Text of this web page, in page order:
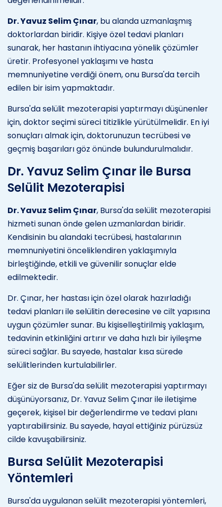
Dr. Yavuz Selim Çınar, bu alanda uzmanlaşmış
doktorlardan biridir. Kişiye özel tedavi planları
sunarak, her hastanın ihtiyacına yönelik çözümler
üretir. Profesyonel yaklaşımı ve hasta
memnuniyetine verdiği önem, onu Bursa'da tercih
edilen bir isim yapmaktadır.
Bursa'da selülit mezoterapisi yaptırmayı düşünenler
için, doktor seçimi süreci titizlikle yürütülmelidir. En iyi
sonuçları almak için, doktorunuzun tecrübesi ve
geçmiş başarıları göz önünde bulundurulmalıdır.
Dr. Yavuz Selim Çınar ile Bursa
Selülit Mezoterapisi
Dr. Yavuz Selim Çınar, Bursa'da selülit mezoterapisi
hizmeti sunan önde gelen uzmanlardan biridir.
Kendisinin bu alandaki tecrübesi, hastalarının
memnuniyetini önceliklendiren yaklaşımıyla
birleştiğinde, etkili ve güvenilir sonuçlar elde
edilmektedir.
Dr. Çınar, her hastası için özel olarak hazırladığı
tedavi planları ile selülitin derecesine ve cilt yapısına
uygun çözümler sunar. Bu kişiselleştirilmiş yaklaşım,
tedavinin etkinliğini artırır ve daha hızlı bir iyileşme
süreci sağlar. Bu sayede, hastalar kısa sürede
selülitlerinden kurtulabilirler.
Eğer siz de Bursa'da selülit mezoterapisi yaptırmayı
düşünüyorsanız, Dr. Yavuz Selim Çınar ile iletişime
geçerek, kişisel bir değerlendirme ve tedavi planı
yaptırabilirsiniz. Bu sayede, hayal ettiğiniz pürüzsüz
cilde kavuşabilirsiniz.
Bursa Selülit Mezoterapisi
Yöntemleri
Bursa'da uygulanan selülit mezoterapisi yöntemleri,